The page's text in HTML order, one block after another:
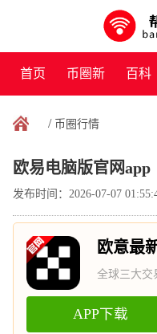
首页 币圈新
闻
百科
/ 币圈行情
欧易电脑版官网app
发布时间：2026-07-07
欧意最
全球三大交
APP下载